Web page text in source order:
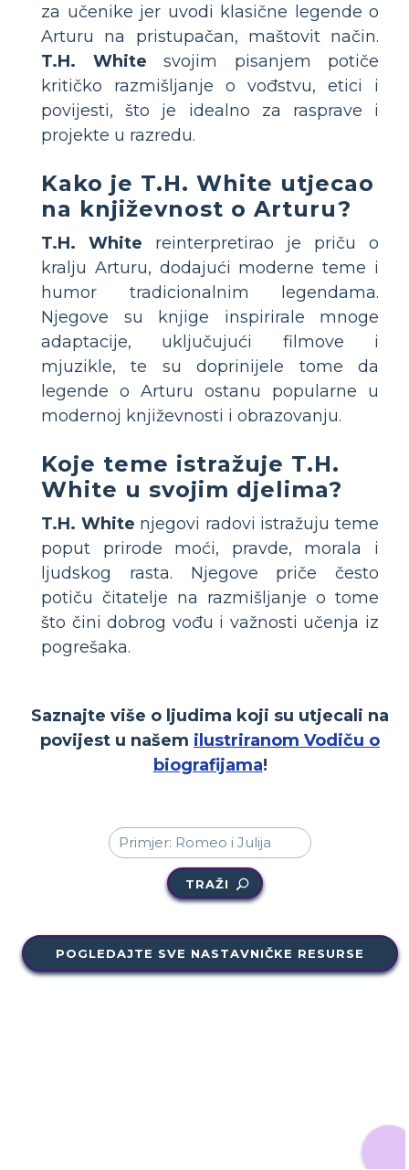
za učenike jer uvodi klasične legende o
Arturu na pristupačan, maštovit način.
T.H. White svojim pisanjem potiče
kritičko razmišljanje o vođstvu, etici i
povijesti, što je idealno za rasprave i
projekte u razredu.
Kako je T.H. White utjecao
na književnost o Arturu?
T.H. White reinterpretirao je priču o
kralju Arturu, dodajući moderne teme i
humor tradicionalnim legendama.
Njegove su knjige inspirirale mnoge
adaptacije, uključujući filmove i
mjuzikle, te su doprinijele tome da
legende o Arturu ostanu popularne u
modernoj književnosti i obrazovanju.
Koje teme istražuje T.H.
White u svojim djelima?
T.H. White njegovi radovi istražuju teme
poput prirode moći, pravde, morala i
ljudskog rasta. Njegove priče često
potiču čitatelje na razmišljanje o tome
što čini dobrog vođu i važnosti učenja iz
pogrešaka.
Saznajte više o ljudima koji su utjecali na
povijest u našem ilustriranom Vodiču o
biografijama!
TRAŽI
POGLEDAJTE SVE NASTAVNIČKE RESURSE